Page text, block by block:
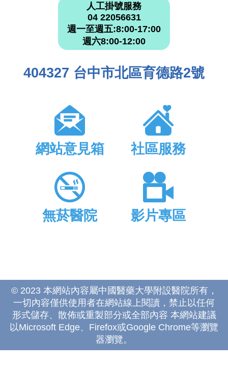
人工掛號服務
04 22056631
週一至週五:8:00-17:00
週六8:00-12:00
404327 台中市北區育德路2號
網站意見箱 社區服務
無菸醫院 影片專區
© 2023 本網站內容屬中國醫藥大學附設醫院所有，
一切內容僅供使用者在網站線上閱讀，禁止以任何
形式儲存、散佈或重製部分或全部內容 本網站建議
以Microsoft Edge、Firefox或Google Chrome等瀏覽
器瀏覽。